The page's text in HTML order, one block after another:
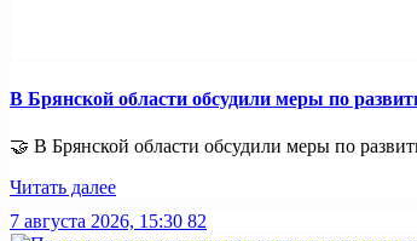
В Брянской области обсудили меры по
🤝 В Брянской области обсудили меры по
Читать далее
7 августа 2026, 15:30 82